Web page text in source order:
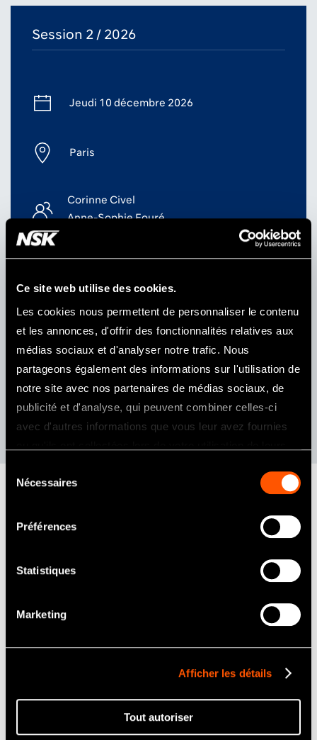
Ce site web utilise des cookies.
Les cookies nous permettent de personnaliser le contenu
et les annonces, d'offrir des fonctionnalités relatives aux
médias sociaux et d'analyser notre trafic. Nous
partageons également des informations sur l'utilisation de
notre site avec nos partenaires de médias sociaux, de
publicité et d'analyse, qui peuvent combiner celles-ci
avec d'autres informations que vous leur avez fournies
Nécessaires
Préférences
Statistiques
Marketing
Afficher les détails
Tout autoriser
Session 2 / 2026
Jeudi 10 décembre 2026
Paris
Corinne Civel
Anne-Sophie Fouré
125€ 12
12 personnes
cette formation. Tous les conseils
pratique quotidienne au cabinet.